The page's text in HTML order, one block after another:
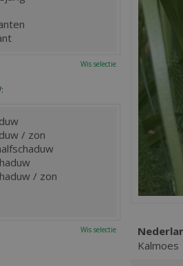
Kalmoes
Wis selectie
/ zon
/ zon
Wis selectie